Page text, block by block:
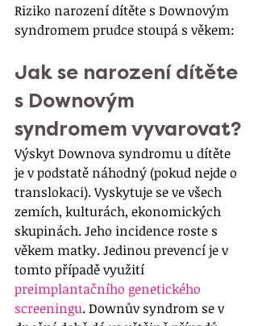
Riziko narození dítěte s Downovým
syndromem prudce stoupá s věkem:
Jak se narození dítěte
s Downovým
syndromem vyvarovat?
Výskyt Downova syndromu u dítěte
je v podstatě náhodný (pokud nejde o
translokaci). Vyskytuje se ve všech
zemích, kulturách, ekonomických
skupinách. Jeho incidence roste s
věkem matky. Jedinou prevencí je v
tomto případě využití
preimplantačního genetického
screeningu. Downův syndrom se v